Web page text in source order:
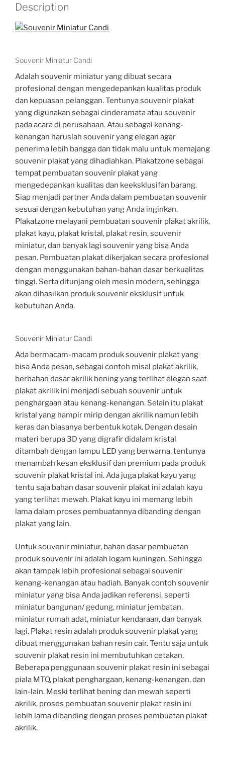
Description
Souvenir Miniatur Candi
Adalah souvenir miniatur yang dibuat secara
profesional dengan mengedepankan kualitas produk
dan kepuasan pelanggan. Tentunya souvenir plakat
yang digunakan sebagai cinderamata atau souvenir
pada acara di perusahaan. Atau sebagai kenang-
kenangan haruslah souvenir yang elegan agar
penerima lebih bangga dan tidak malu untuk memajang
souvenir plakat yang dihadiahkan. Plakatzone sebagai
tempat pembuatan souvenir plakat yang
mengedepankan kualitas dan keeksklusifan barang.
Siap menjadi partner Anda dalam pembuatan souvenir
sesuai dengan kebutuhan yang Anda inginkan.
Plakatzone melayani pembuatan souvenir plakat akrilik,
plakat kayu, plakat kristal, plakat resin, souvenir
miniatur, dan banyak lagi souvenir yang bisa Anda
pesan. Pembuatan plakat dikerjakan secara profesional
dengan menggunakan bahan-bahan dasar berkualitas
tinggi. Serta ditunjang oleh mesin modern, sehingga
akan dihasilkan produk souvenir eksklusif untuk
kebutuhan Anda.
Souvenir Miniatur Candi
Ada bermacam-macam produk souvenir plakat yang
bisa Anda pesan, sebagai contoh misal plakat akrilik,
berbahan dasar akrilik bening yang terlihat elegan saat
plakat akrilik ini menjadi sebuah souvenir untuk
penghargaan atau kenang-kenangan. Selain itu plakat
kristal yang hampir mirip dengan akrilik namun lebih
keras dan biasanya berbentuk kotak. Dengan desain
materi berupa 3D yang digrafir didalam kristal
ditambah dengan lampu LED yang berwarna, tentunya
menambah kesan eksklusif dan premium pada produk
souvenir plakat kristal ini. Ada juga plakat kayu yang
tentu saja bahan dasar souvenir plakat ini adalah kayu
yang terlihat mewah. Plakat kayu ini memang lebih
lama dalam proses pembuatannya dibanding dengan
plakat yang lain.
Untuk souvenir miniatur, bahan dasar pembuatan
produk souvenir ini adalah logam kuningan. Sehingga
akan tampak lebih profesional sebagai souvenir
kenang-kenangan atau hadiah. Banyak contoh souvenir
miniatur yang bisa Anda jadikan referensi, seperti
miniatur bangunan/ gedung, miniatur jembatan,
miniatur rumah adat, miniatur kendaraan, dan banyak
lagi. Plakat resin adalah produk souvenir plakat yang
dibuat menggunakan bahan resin cair. Tentu saja untuk
souvenir plakat resin ini membutuhkan cetakan.
Beberapa penggunaan souvenir plakat resin ini sebagai
piala MTQ, plakat penghargaan, kenang-kenangan, dan
lain-lain. Meski terlihat bening dan mewah seperti
akrilik, proses pembuatan souvenir plakat resin ini
lebih lama dibanding dengan proses pembuatan plakat
akrilik.